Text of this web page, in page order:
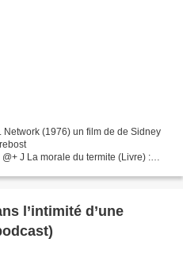
Network (1976) un film de de Sidney
J La morale du termite (Livre) :
l’intimité d’une